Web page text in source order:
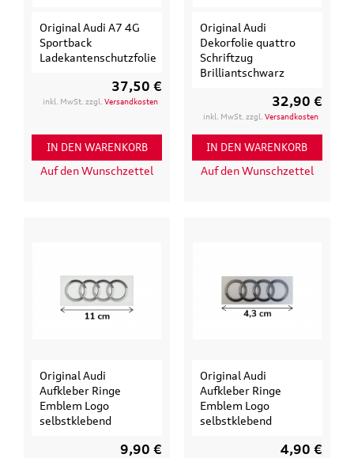
Original Audi A7 4G
Sportback
Ladekantenschutzfolie
37,50 €
inkl. MwSt. zzgl.Versandkosten
IN DEN WARENKORB
Auf den Wunschzettel
Original Audi
Dekorfolie quattro
Schriftzug
Brilliantschwarz
32,90 €
inkl. MwSt. zzgl. Versandkosten
IN DEN WARENKORB
Auf den Wunschzettel
Original Audi
Aufkleber Ringe
Emblem Logo
selbstklebend
9,90 €
Original Audi
Aufkleber Ringe
Emblem Logo
selbstklebend
4,90 €